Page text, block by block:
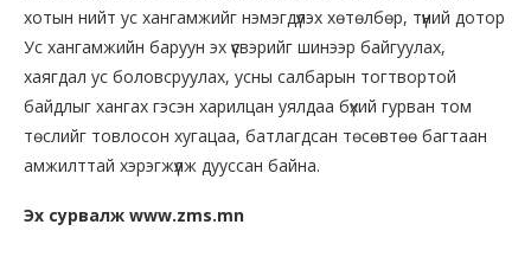
хотын нийт ус хангамжийг нэмэгдүүлэх хөтөлбөр, түүний дотор
Ус хангамжийн баруун эх үүсвэрийг шинээр байгуулах,
хаягдал ус боловсруулах, усны салбарын тогтвортой
байдлыг хангах гэсэн харилцан уялдаа бүхий гурван том
төслийг товлосон хугацаа, батлагдсан төсөвтөө багтаан
амжилттай хэрэгжүүлж дууссан байна.
Эх сурвалж www.zms.mn